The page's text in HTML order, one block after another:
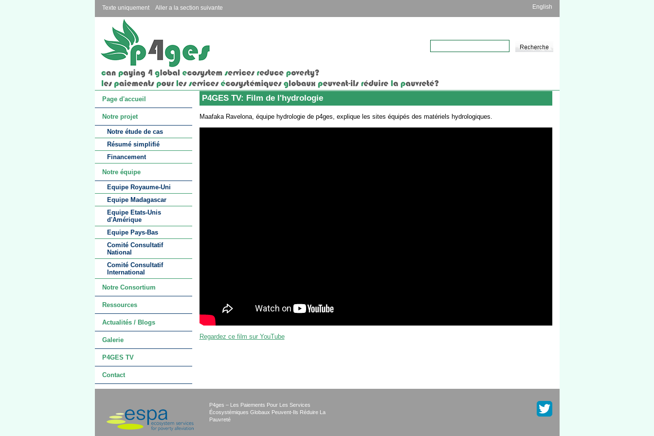
Texte uniquement Aller a la section suivante English
Page d'accueil
Notre projet
Notre étude de cas
Résumé simplifié
Financement
Notre équipe
Equipe Royaume-Uni
Equipe Madagascar
Equipe Etats-Unis
d'Amérique
Equipe Pays-Bas
Comité Consultatif
National
Comité Consultatif
International
Notre Consortium
Ressources
Actualités / Blogs
Galerie
P4GES TV
Contact
P4GES TV: Film de l'hydrologie
Maafaka Ravelona, équipe hydrologie de p4ges, explique les sites équipés des matériels hydrologiques.
Regardez ce film sur YouTube
P4ges – Les Paiements Pour Les Services
Écosystémiques Globaux Peuvent-Ils Réduire La
Pauvreté